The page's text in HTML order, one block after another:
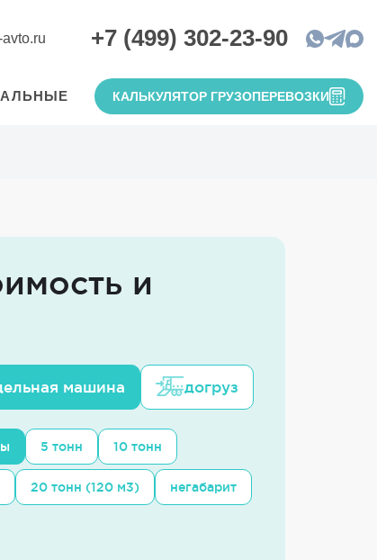
+7 (499) 302-23-90
КАЛЬКУЛЯТОР ГРУЗОПЕРЕВОЗКИ
и
машина догруз
5 тонн 10 тонн
20 тонн (120 м3) негабарит